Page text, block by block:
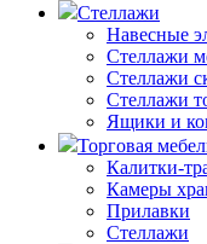
Стеллажи
Навесные
Стеллажи
Стеллажи
Стеллажи
Ящики и
Торговая
Калитки-
Камеры
Прилавки
Стеллажи